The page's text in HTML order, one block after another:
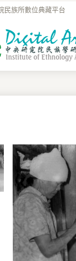
民族所數位典藏平台